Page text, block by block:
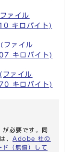
ァイル
キロバイト)
ァイル
キロバイト)
ァイル
キロバイト)
必要です。同
、 Adobe 社の
（無償）して